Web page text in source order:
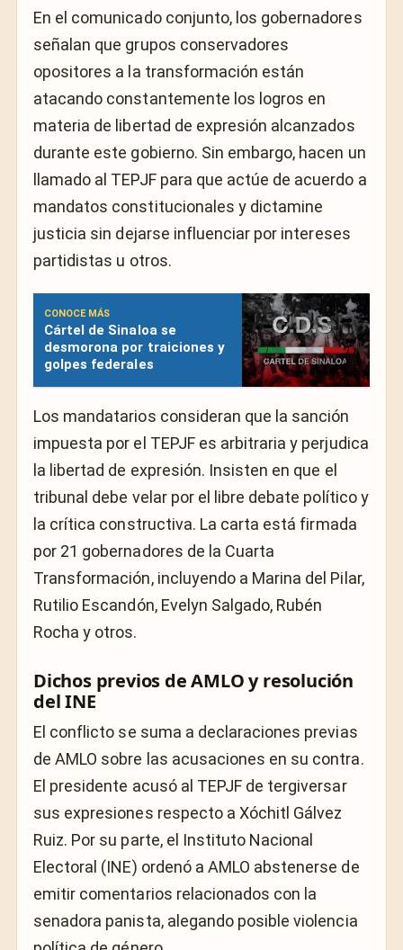
En el comunicado conjunto, los gobernadores
señalan que grupos conservadores
opositores a la transformación están
atacando constantemente los logros en
materia de libertad de expresión alcanzados
durante este gobierno. Sin embargo, hacen un
llamado al TEPJF para que actúe de acuerdo a
mandatos constitucionales y dictamine
justicia sin dejarse influenciar por intereses
partidistas u otros.
CONOCE MÁS
Cártel de Sinaloa se
desmorona por traiciones y
golpes federales
Los mandatarios consideran que la sanción
impuesta por el TEPJF es arbitraria y perjudica
la libertad de expresión. Insisten en que el
tribunal debe velar por el libre debate político y
la crítica constructiva. La carta está firmada
por 21 gobernadores de la Cuarta
Transformación, incluyendo a Marina del Pilar,
Rutilio Escandón, Evelyn Salgado, Rubén
Rocha y otros.
Dichos previos de AMLO y resolución
del INE
El conflicto se suma a declaraciones previas
de AMLO sobre las acusaciones en su contra.
El presidente acusó al TEPJF de tergiversar
sus expresiones respecto a Xóchitl Gálvez
Ruiz. Por su parte, el Instituto Nacional
Electoral (INE) ordenó a AMLO abstenerse de
emitir comentarios relacionados con la
senadora panista, alegando posible violencia